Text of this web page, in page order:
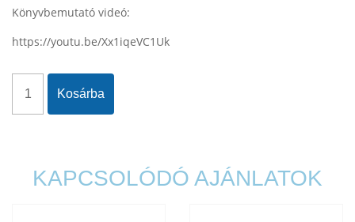
Könyvbemutató videó:
https://youtu.be/Xx1iqeVC1Uk
Kosárba
KAPCSOLÓDÓ AJÁNLATOK